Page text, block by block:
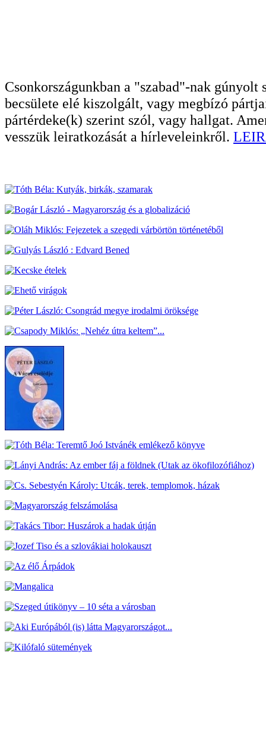
Csonkországunkban a "szabad"-nak
becsülete elé kiszolgált, vagy megbízó
pártérdeke(k) szerint szól, vagy hallgat.
vesszük leiratkozását a hírleveleinkről.